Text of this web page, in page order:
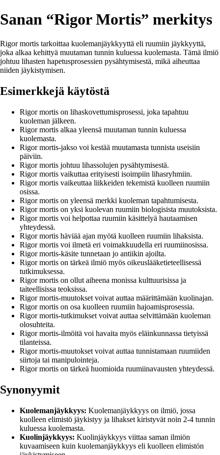
Sanan “Rigor Mortis” merkitys
Rigor mortis tarkoittaa kuolemanjäykkyyttä eli ruumiin jäykkyyttä,
joka alkaa kehittyä muutaman tunnin kuluessa kuolemasta. Tämä ilmiö
johtuu lihasten hapetusprosessien pysähtymisestä, mikä aiheuttaa
niiden jäykistymisen.
Esimerkkejä käytöstä
Rigor mortis on lihaskovettumisprosessi, joka tapahtuu
kuoleman jälkeen.
Rigor mortis alkaa yleensä muutaman tunnin kuluessa
kuolemasta.
Rigor mortis-jakso voi kestää muutamasta tunnista useisiin
päiviin.
Rigor mortis johtuu lihassolujen pysähtymisestä.
Rigor mortis vaikuttaa erityisesti isoimpiin lihasryhmiin.
Rigor mortis vaikeuttaa liikkeiden tekemistä kuolleen ruumiin
osissa.
Rigor mortis on yleensä merkki kuoleman tapahtumisesta.
Rigor mortis on yksi kuolevan ruumiin biologisista muutoksista.
Rigor mortis voi helpottaa ruumiin käsittelyä hautaamisen
yhteydessä.
Rigor mortis häviää ajan myötä kuolleen ruumiin lihaksista.
Rigor mortis voi ilmetä eri voimakkuudella eri ruumiinosissa.
Rigor mortis-käsite tunnetaan jo antiikin ajoilta.
Rigor mortis on tärkeä ilmiö myös oikeuslääketieteellisessä
tutkimuksessa.
Rigor mortis on ollut aiheena monissa kulttuurisissa ja
taiteellisissa teoksissa.
Rigor mortis-muutokset voivat auttaa määrittämään kuolinajan.
Rigor mortis on osa kuolleen ruumiin hajoamisprosessia.
Rigor mortis-tutkimukset voivat auttaa selvittämään kuoleman
olosuhteita.
Rigor mortis-ilmöitä voi havaita myös eläinkunnassa tietyissä
tilanteissa.
Rigor mortis-muutokset voivat auttaa tunnistamaan ruumiiden
siirtoja tai manipulointeja.
Rigor mortis on tärkeä huomioida ruumiinavausten yhteydessä.
Synonyymit
Kuolemanjäykkyys: Kuolemanjäykkyys on ilmiö, jossa
kuolleen elimistö jäykistyy ja lihakset kiristyvät noin 2-4 tunnin
kuluessa kuolemasta.
Kuolinjäykkyys: Kuolinjäykkyys viittaa saman ilmiön
kuvaamiseen kuin kuolemanjäykkyys eli kuolleen elimistön